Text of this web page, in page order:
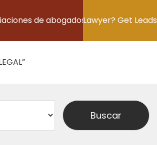
de abogadosLawyer? Get Leads